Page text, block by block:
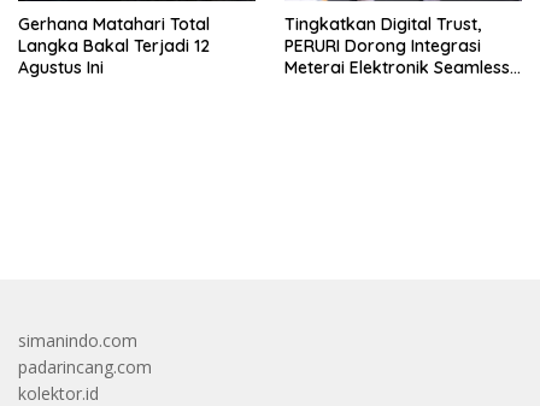
Gerhana Matahari Total
Langka Bakal Terjadi 12
Agustus Ini
Tingkatkan Digital Trust,
PERURI Dorong Integrasi
Meterai Elektronik Seamless
simanindo.com
padarincang.com
kolektor.id